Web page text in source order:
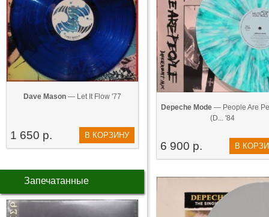
Dave Mason — Let It Flow '77
1 650 р. В КОРЗИНУ
Запечатанные
Depeche Mode — People Are
(D... '84
6 900 р. В